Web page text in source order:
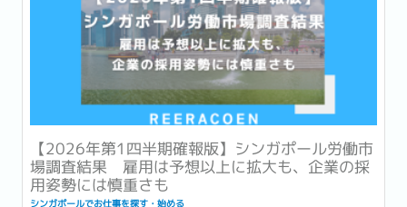
【2026年第1四半期確報版】シンガポール労働市
場調査結果 雇用は予想以上に拡大も、企業の採
用姿勢には慎重さも
シンガポールでお仕事を探す・始める